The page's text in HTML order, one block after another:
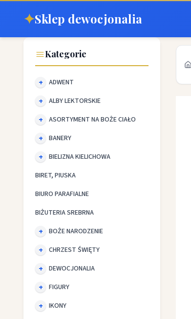
✦Sklep dewocjonalia
Kategorie
ADWENT
ALBY LEKTORSKIE
ASORTYMENT NA BOŻE CIAŁO
BANERY
BIELIZNA KIELICHOWA
BIRET, PIUSKA
BIURO PARAFIALNE
BIŻUTERIA SREBRNA
BOŻE NARODZENIE
CHRZEST ŚWIĘTY
DEWOCJONALIA
FIGURY
IKONY